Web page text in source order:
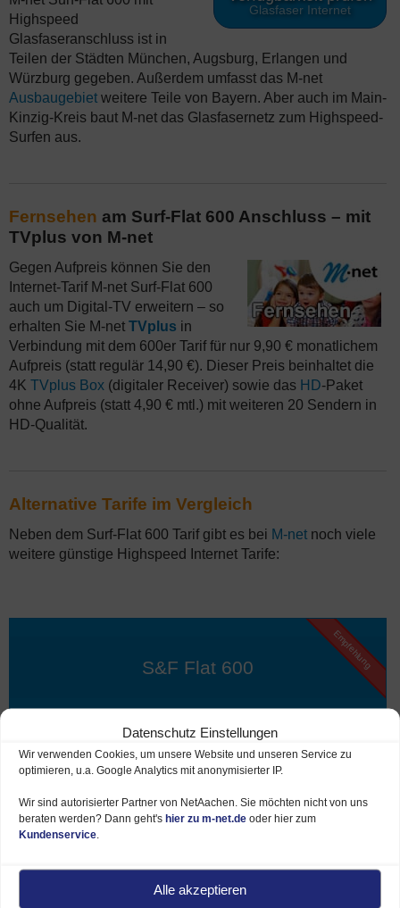
Datenschutz Einstellungen
Wir verwenden Cookies, um unsere Website und unseren Service zu
optimieren, u.a. Google Analytics mit anonymisierter IP.
Wir sind autorisierter Partner von NetAachen. Sie möchten nicht von uns
beraten werden? Dann geht's hier zu m-net.de oder hier zum
Kundenservice
Alle akzeptieren
Glasfaser Internet
Highspeed
Glasfaseranschluss ist in
Teilen der Städten München, Augsburg, Erlangen und
Würzburg gegeben. Außerdem umfasst das M-net
Ausbaugebiet weitere Teile von Bayern. Aber auch im Main-
Kinzig-Kreis baut M-net das Glasfasernetz zum Highspeed-
Surfen aus.
Fernsehen am Surf-Flat 600 Anschluss – mit
TVplus von M-net
Gegen Aufpreis können Sie den
Internet-Tarif M-net Surf-Flat 600
auch um Digital-TV erweitern – so
erhalten Sie M-net TVplus in
Verbindung mit dem 600er Tarif für nur 9,90 € monatlichem
Aufpreis (statt regulär 14,90 €). Dieser Preis beinhaltet die
4K TVplus Box (digitaler Receiver) sowie das HD-Paket
ohne Aufpreis (statt 4,90 € mtl.) mit weiteren 20 Sendern in
HD-Qualität.
Alternative Tarife im Vergleich
Neben dem Surf-Flat 600 Tarif gibt es bei M-net noch viele
weitere günstige Highspeed Internet Tarife:
Empfehlung
S&F Flat 600
9,90 €*
59,90 €*
danach 18 Monate54,90 €*